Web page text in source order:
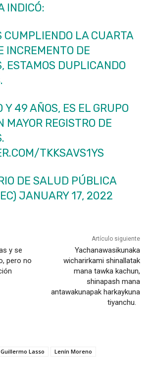
INDICÓ:
CUMPLIENDO LA CUARTA
INCREMENTO DE
ESTAMOS DUPLICANDO
Y 49 AÑOS, ES EL GRUPO
MAYOR REGISTRO DE
TKKSAVS1YS
DE SALUD PÚBLICA
JANUARY 17, 2022
y se
pero no
Artículo siguiente
Yachanawasikunaka
wicharirkami shinallatak
mana tawka kachun,
shinapash mana
antawakunapak harkaykuna
tiyanchu.
Guillermo Lasso
Lenín Moreno